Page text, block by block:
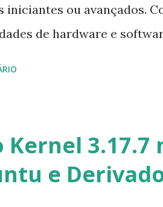
iniciantes ou avançados.
de hardware e
novidades desta versão
e bugs Central de
pré instalado (Transforme
3.17.7
e